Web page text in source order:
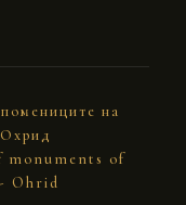
на
of
Ohrid